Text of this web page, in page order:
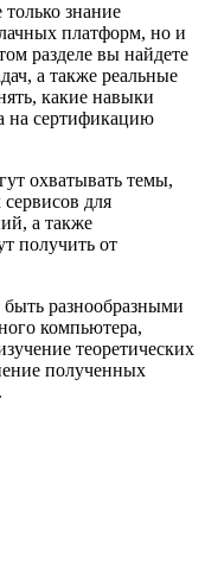
знание
платформ, но и
разделе вы найдете
а также реальные
какие навыки
на сертификацию
охватывать темы,
для
а также
получить от
разнообразными
компьютера,
теоретических
полученных